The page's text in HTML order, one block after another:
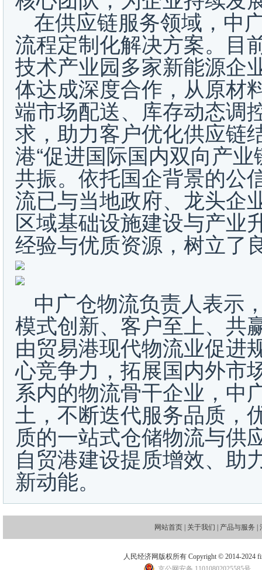
在供应链服务领域，中
流程定制化解决方案。目
技术产业园多家新能源企
体达成深度合作，从原材
端市场配送、库存动态调
求，助力客户优化供应链
港“促进国际国内双向产
共振。依托国企背景的公
流已与当地政府、龙头企
区域基础设施建设与产业
经验与优质资源，树立了
中广仓物流负责人表示
模式创新、客户至上、共
由贸易港现代物流业促进
心竞争力，拓展国内外市
系内的物流骨干企业，中
土，不断迭代服务品质，
质的一站式仓储物流与供
自贸港建设提质增效、助
新动能。
网站首页 关于我们 产品与服务
人民经济网版权所有 Copyright © 2014-2024